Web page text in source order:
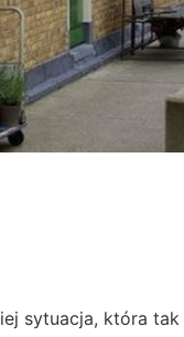
sytuacja, która